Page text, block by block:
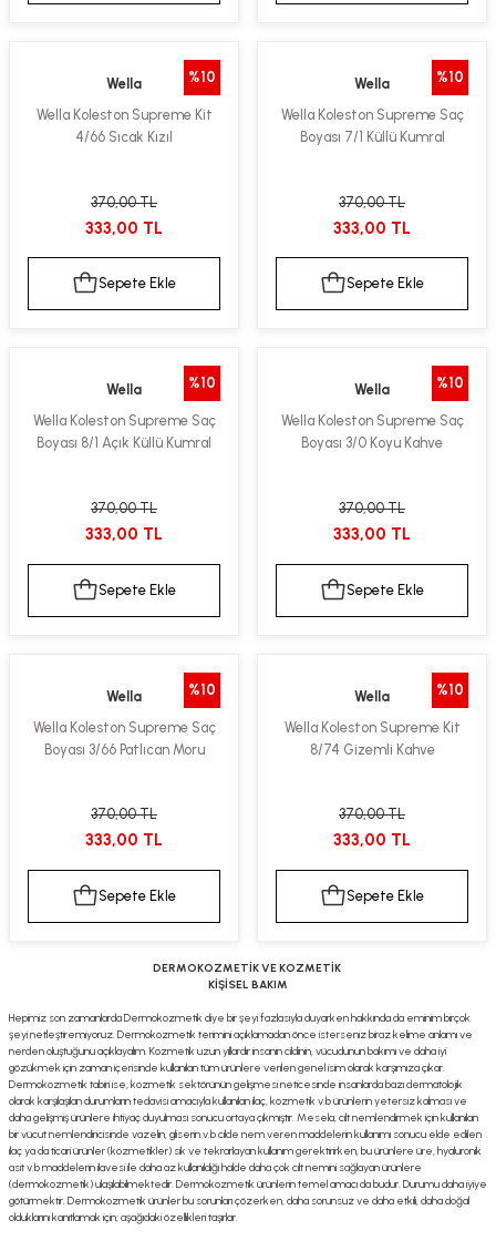
%10
Wella
Wella Koleston Supreme Kit
4/66 Sıcak Kızıl
370,00 TL
333,00 TL
Sepete Ekle
%10
Wella
Wella Koleston Supreme Saç
Boyası 7/1 Küllü Kumral
370,00 TL
333,00 TL
Sepete Ekle
%10
Wella
Wella Koleston Supreme Saç
Boyası 8/1 Açık Küllü Kumral
370,00 TL
333,00 TL
Sepete Ekle
%10
Wella
Wella Koleston Supreme Saç
Boyası 3/0 Koyu Kahve
370,00 TL
333,00 TL
Sepete Ekle
%10
Wella
Wella Koleston Supreme Saç
Boyası 3/66 Patlıcan Moru
370,00 TL
333,00 TL
Sepete Ekle
%10
Wella
Wella Koleston Supreme Kit
8/74 Gizemli Kahve
370,00 TL
333,00 TL
Sepete Ekle
DERMOKOZMETİK VE KOZMETİK
KİŞİSEL BAKIM
Hepimiz son zamanlarda Dermokozmetik diye bir şeyi fazlasıyla duyarken hakkında da eminim birçok
şeyi netleştiremiyoruz. Dermokozmetik terimini açıklamadan önce isterseniz biraz kelime anlamı ve
nerden oluştuğunu açıklayalım. Kozmetik uzun yıllardır insanın cildinin, vücudunun bakımı ve daha iyi
gözükmek için zaman içerisinde kullanılan tüm ürünlere verilen genel isim olarak karşımıza çıkar.
Dermokozmetik tabiri ise; kozmetik sektörünün gelişmesi neticesinde insanlarda bazı dermatolojik
olarak karşılaşılan durumların tedavisi amacıyla kullanılan ilaç, kozmetik v.b ürünlerin yetersiz kalması ve
daha gelişmiş ürünlere ihtiyaç duyulması sonucu ortaya çıkmıştır. Mesela; cilt nemlendirmek için kullanılan
bir vücut nemlendiricisinde vazelin, gliserin v.b cilde nem veren maddelerin kullanımı sonucu elde edilen
ilaç ya da ticari ürünler (kozmetikler) sık ve tekrarlayan kullanım gerektirirken, bu ürünlere üre, hyaluronik
asit v.b maddelerin ilavesi ile daha az kullanıldığı halde daha çok cilt nemini sağlayan ürünlere
(dermokozmetik) ulaşılabilmektedir. Dermokozmetik ürünlerin temel amacı da budur. Durumu daha iyiye
götürmektir. Dermokozmetik ürünler bu sorunları çözerken, daha sorunsuz ve daha etkili, daha doğal
olduklarını kanıtlamak için; aşağıdaki özellikleri taşırlar.